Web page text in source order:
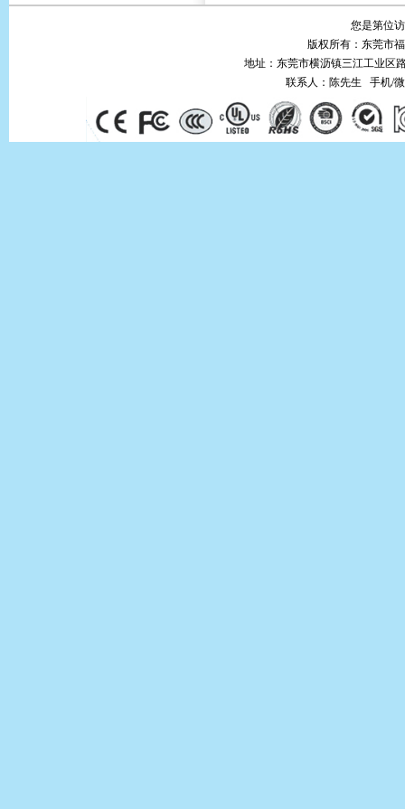
您是第位
版权所有：东莞市
地址：东莞市横沥镇三江工业区
联系人：陈先生 手机/